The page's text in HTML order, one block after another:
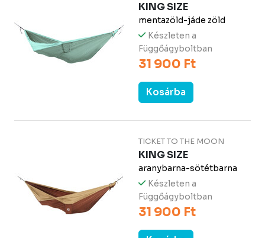
KING SIZE
mentazöld-jáde zöld
Készleten a
Függőágyboltban
31 900 Ft
Kosárba
TICKET TO THE MOON
KING SIZE
aranybarna-sötétbarna
Készleten a
Függőágyboltban
31 900 Ft